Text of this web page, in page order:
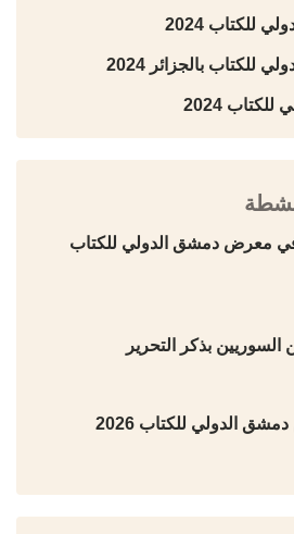
للكتاب 2024
بالجزائر 2024
2024
في معرض دمشق الدولي للكتاب
السوريين بذكر التحرير
الدولي للكتاب 2026